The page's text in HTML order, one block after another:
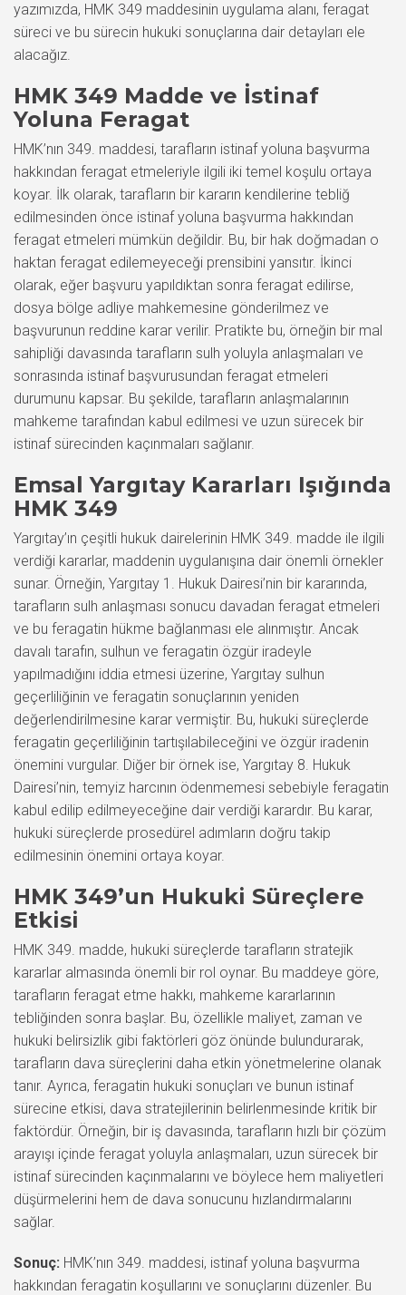
yazımızda, HMK 349 maddesinin uygulama alanı, feragat
süreci ve bu sürecin hukuki sonuçlarına dair detayları ele
alacağız.
HMK 349 Madde ve İstinaf
Yoluna Feragat
HMK’nın 349. maddesi, tarafların istinaf yoluna başvurma
hakkından feragat etmeleriyle ilgili iki temel koşulu ortaya
koyar. İlk olarak, tarafların bir kararın kendilerine tebliğ
edilmesinden önce istinaf yoluna başvurma hakkından
feragat etmeleri mümkün değildir. Bu, bir hak doğmadan o
haktan feragat edilemeyeceği prensibini yansıtır. İkinci
olarak, eğer başvuru yapıldıktan sonra feragat edilirse,
dosya bölge adliye mahkemesine gönderilmez ve
başvurunun reddine karar verilir. Pratikte bu, örneğin bir mal
sahipliği davasında tarafların sulh yoluyla anlaşmaları ve
sonrasında istinaf başvurusundan feragat etmeleri
durumunu kapsar. Bu şekilde, tarafların anlaşmalarının
mahkeme tarafından kabul edilmesi ve uzun sürecek bir
istinaf sürecinden kaçınmaları sağlanır.
Emsal Yargıtay Kararları Işığında
HMK 349
Yargıtay’ın çeşitli hukuk dairelerinin HMK 349. madde ile ilgili
verdiği kararlar, maddenin uygulanışına dair önemli örnekler
sunar. Örneğin, Yargıtay 1. Hukuk Dairesi’nin bir kararında,
tarafların sulh anlaşması sonucu davadan feragat etmeleri
ve bu feragatin hükme bağlanması ele alınmıştır. Ancak
davalı tarafın, sulhun ve feragatin özgür iradeyle
yapılmadığını iddia etmesi üzerine, Yargıtay sulhun
geçerliliğinin ve feragatin sonuçlarının yeniden
değerlendirilmesine karar vermiştir. Bu, hukuki süreçlerde
feragatin geçerliliğinin tartışılabileceğini ve özgür iradenin
önemini vurgular. Diğer bir örnek ise, Yargıtay 8. Hukuk
Dairesi’nin, temyiz harcının ödenmemesi sebebiyle feragatin
kabul edilip edilmeyeceğine dair verdiği karardır. Bu karar,
hukuki süreçlerde prosedürel adımların doğru takip
edilmesinin önemini ortaya koyar.
HMK 349’un Hukuki Süreçlere
Etkisi
HMK 349. madde, hukuki süreçlerde tarafların stratejik
kararlar almasında önemli bir rol oynar. Bu maddeye göre,
tarafların feragat etme hakkı, mahkeme kararlarının
tebliğinden sonra başlar. Bu, özellikle maliyet, zaman ve
hukuki belirsizlik gibi faktörleri göz önünde bulundurarak,
tarafların dava süreçlerini daha etkin yönetmelerine olanak
tanır. Ayrıca, feragatin hukuki sonuçları ve bunun istinaf
sürecine etkisi, dava stratejilerinin belirlenmesinde kritik bir
faktördür. Örneğin, bir iş davasında, tarafların hızlı bir çözüm
arayışı içinde feragat yoluyla anlaşmaları, uzun sürecek bir
istinaf sürecinden kaçınmalarını ve böylece hem maliyetleri
düşürmelerini hem de dava sonucunu hızlandırmalarını
sağlar.
Sonuç: HMK’nın 349. maddesi, istinaf yoluna başvurma
hakkından feragatin koşullarını ve sonuçlarını düzenler. Bu